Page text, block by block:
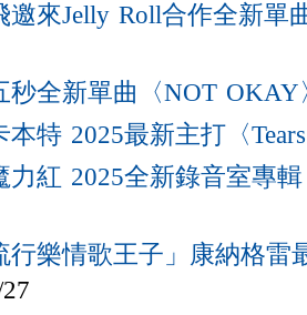
邀來Jelly Roll合作全新單
秒全新單曲〈NOT OKAY
特 2025最新主打〈
力紅 2025全新錄音室專
行樂情歌王子」康納格雷